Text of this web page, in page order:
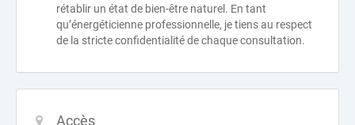
rétablir un état de bien-être naturel. En tant
qu’énergéticienne professionnelle, je tiens au respect
de la stricte confidentialité de chaque consultation.
Accès